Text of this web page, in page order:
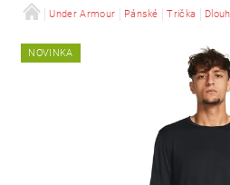
Under Armour Pánské Trička
NOVINKA